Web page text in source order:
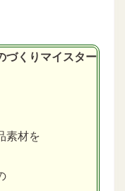
づくりマイスター
素材を